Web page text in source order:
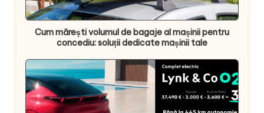
Cum mărești volumul de bagaje al mașinii pentru
concediu: soluții dedicate mașinii tale